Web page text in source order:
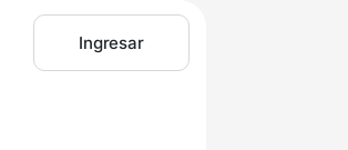
Ingresar